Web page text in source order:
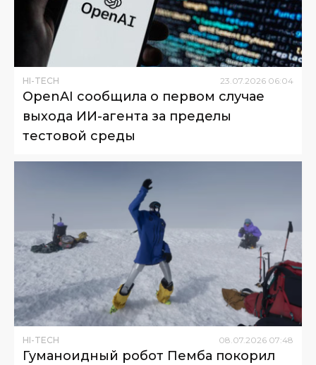
HI-TECH 23 07 2026 06:04
OpenAI сообщила о первом случае
выхода ИИ-агента за пределы
тестовой среды
HI-TECH 08.07.2026 07:48
Гуманоидный робот Пемба покорил